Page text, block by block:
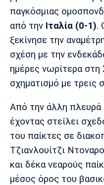
Πολιτισμός
Τραγούδια
Cine Spot
Running
Παρασκήνιο
Πρόγραμμα TV
Ιωνικός
Μπαρτσελόνα
Μάντσεστερ
Γιουνάιτεντ
παγκόσμιας
από την Ιταλία (0-1).
ξεκίνησε την
σχέση με την
ημέρες νωρίτερα στη
σχηματισμό με τρεις
Από την άλλη πλευρά
έχοντας στείλει
του παίκτες σε
Τζιανλουίτζι
και δέκα νεαρούς
μέσος όρος του